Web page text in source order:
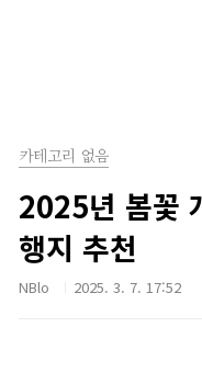
카테고리 없음
2025년 봄꽃
행지 추천
NBlo 2025. 3. 7. 17:52